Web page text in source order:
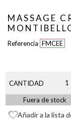
MASSAGE
Referencia FMCEE
CANTIDAD
Fuera de stock
Añadir a la lista